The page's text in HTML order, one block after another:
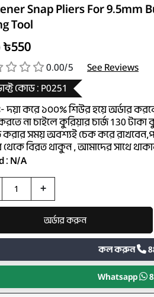
Snap Pliers For 9.5mm
Tool
৳550
0.00/5
See Reviews
কোড : P0251
দয়া করে ১০০% শিউর হয়ে অর্ডার
না চাইলে কুরিয়ার চার্জ 130
করার সময় অবশ্যই চেক করে
থেকে বিরত থাকুন , আমাদের সাথে
: N/A
+
কল করুন
Whatsapp